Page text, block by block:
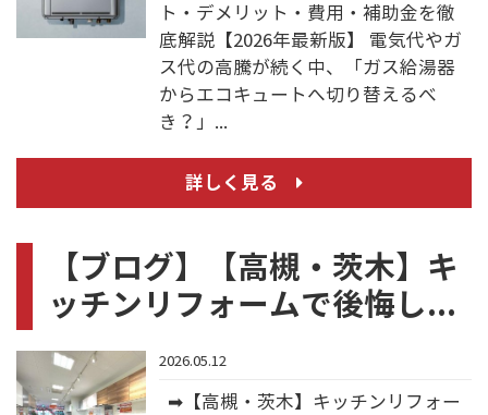
ト・デメリット・費用・補助金を徹
底解説【2026年最新版】 電気代やガ
ス代の高騰が続く中、「ガス給湯器
からエコキュートへ切り替えるべ
き？」...
詳しく見る
【ブログ】【高槻・茨木】キ
ッチンリフォームで後悔し...
2026.05.12
➡【高槻・茨木】キッチンリフォー